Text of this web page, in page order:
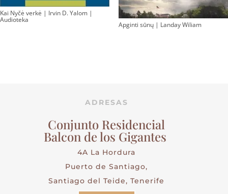
Kai Nyčė verkė | Irvin D. Yalom |
Audioteka
Apginti sūnų | Landay Wiliam
ADRESAS
Conjunto Residencial
Balcon de los Gigantes
4A La Hordura
Puerto de Santiago,
Santiago del Teide, Tenerife